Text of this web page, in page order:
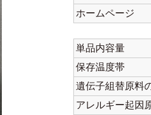
ホームページ
単品内容量
保存温度帯
遺伝子組替原料
アレルギー起因